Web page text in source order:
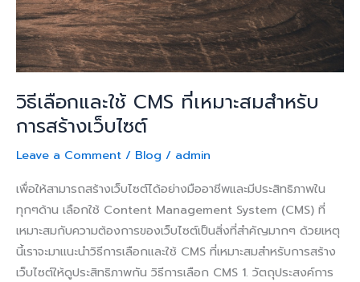
วิธีเลือกและใช้ CMS ที่เหมาะสมสำหรับ
การสร้างเว็บไซต์
Leave a Comment / Blog / admin
เพื่อให้สามารถสร้างเว็บไซต์ได้อย่างมืออาชีพและมีประสิทธิภาพใน
ทุกๆด้าน เลือกใช้ Content Management System (CMS) ที่
เหมาะสมกับความต้องการของเว็บไซต์เป็นสิ่งที่สำคัญมากๆ ด้วยเหตุ
นี้เราจะมาแนะนำวิธีการเลือกและใช้ CMS ที่เหมาะสมสำหรับการสร้าง
เว็บไซต์ให้ดูประสิทธิภาพกัน วิธีการเลือก CMS 1. วัตถุประสงค์การ
สม
สำหรับ
การ
สร้าง
เว็บไซต์